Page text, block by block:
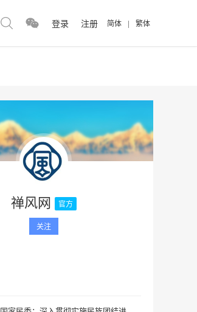
登录 注册 简体 | 繁体
禅风网 官方
关注